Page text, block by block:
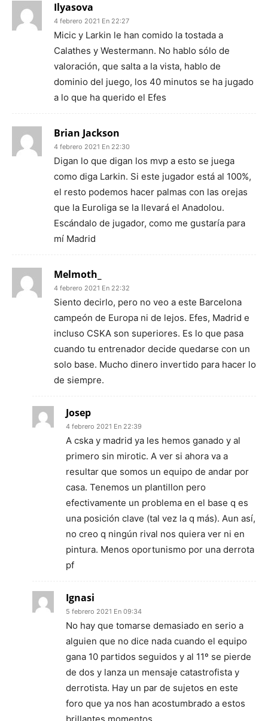
Ilyasova
4 febrero 2021 En 22:27
Micic y Larkin le han comido la tostada a
Calathes y Westermann. No hablo sólo de
valoración, que salta a la vista, hablo de
dominio del juego, los 40 minutos se ha jugado
a lo que ha querido el Efes
Brian Jackson
4 febrero 2021 En 22:30
Digan lo que digan los mvp a esto se juega
como diga Larkin. Si este jugador está al 100%,
el resto podemos hacer palmas con las orejas
que la Euroliga se la llevará el Anadolou.
Escándalo de jugador, como me gustaría para
mí Madrid
Melmoth_
4 febrero 2021 En 22:32
Siento decirlo, pero no veo a este Barcelona
campeón de Europa ni de lejos. Efes, Madrid e
incluso CSKA son superiores. Es lo que pasa
cuando tu entrenador decide quedarse con un
solo base. Mucho dinero invertido para hacer lo
de siempre.
Josep
4 febrero 2021 En 22:39
A cska y madrid ya les hemos ganado y al
primero sin mirotic. A ver si ahora va a
resultar que somos un equipo de andar por
casa. Tenemos un plantillon pero
efectivamente un problema en el base q es
una posición clave (tal vez la q más). Aun así,
no creo q ningún rival nos quiera ver ni en
pintura. Menos oportunismo por una derrota
pf
Ignasi
5 febrero 2021 En 09:34
No hay que tomarse demasiado en serio a
alguien que no dice nada cuando el equipo
gana 10 partidos seguidos y al 11º se pierde
de dos y lanza un mensaje catastrofista y
derrotista. Hay un par de sujetos en este
foro que ya nos han acostumbrado a estos